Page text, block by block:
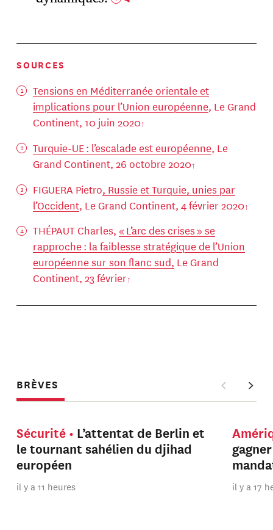
SOURCES
Tensions en Méditerranée orientale et
implications pour l’Union européenne, Le Grand
Continent, 10 juin 2020
Turquie-UE : l’escalade est européenne, Le
Grand Continent, 26 octobre 2020
FIGUERA Pietro, Russie et Turquie, unies par
l’Occident, Le Grand Continent, 4 février 2020
THÉPAUT Charles, « L’arc des crises » se
rapproche : la faiblesse stratégique de l’Union
européenne sur son flanc sud, Le Grand
Continent, 23 février
BRÈVES
Sécurité
L’attentat de Berlin et
le tournant sahélien du djihad
européen
il y a 11 heures il y a 17